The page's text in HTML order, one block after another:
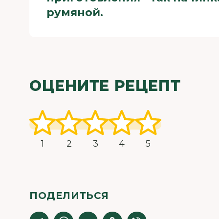
румяной.
ОЦЕНИТЕ РЕЦЕПТ
1 2 3 4 5
ПОДЕЛИТЬСЯ